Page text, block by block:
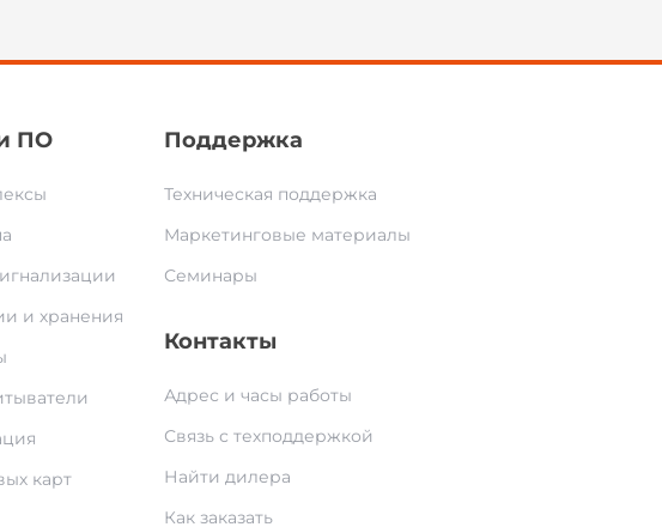
ПО
и хранения
карт
Поддержка
Техническая поддержка
Маркетинговые материалы
Семинары
Контакты
Адрес и часы работы
Связь с техподдержкой
Найти дилера
Как заказать